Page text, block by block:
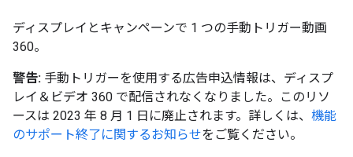
ディスプレイとキャンペーンで 1 つの手動トリガー動画
360。
警告: 手動トリガーを使用する広告申込情報は、ディスプ
レイ＆ビデオ 360 で配信されなくなりました。このリソ
ースは 2023 年 8 月 1 日に廃止されます。詳しくは、 機能
のサポート終了に関するお知らせをご覧ください。